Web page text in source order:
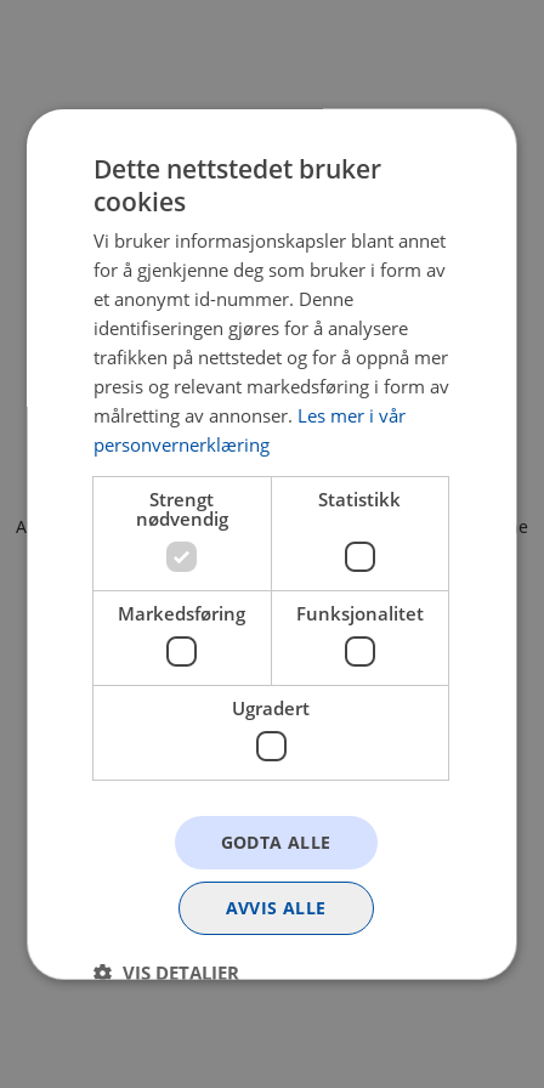
Application error: a client-side exception has occurred (see the
browser console for more information).
Dette nettstedet bruker
cookies
Vi bruker informasjonskapsler blant annet
for å gjenkjenne deg som bruker i form av
et anonymt id-nummer. Denne
identifiseringen gjøres for å analysere
trafikken på nettstedet og for å oppnå mer
presis og relevant markedsføring i form av
målretting av annonser. Les mer i vår
personvernerklæring
Strengt
nødvendig
Statistikk
Markedsføring Funksjonalitet
Ugradert
GODTA ALLE
AVVIS ALLE
VIS DETALJER